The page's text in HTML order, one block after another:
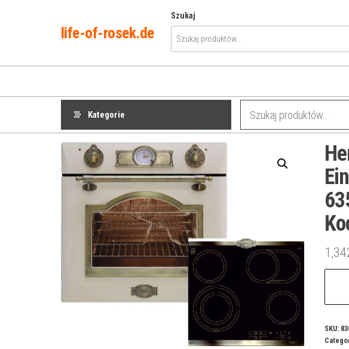
life-of-rosek.de
Szukaj
Kategorie
SKU: